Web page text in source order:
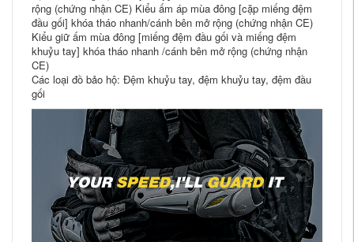
rộng (chứng nhận CE) Kiểu ấm áp mùa đông [cặp miếng đệm
đầu gối] khóa tháo nhanh/cánh bên mở rộng (chứng nhận CE)
Kiểu giữ ấm mùa đông [miếng đệm đầu gối và miếng đệm
khuỷu tay] khóa tháo nhanh /cánh bên mở rộng (chứng nhận
CE)
Các loại đồ bảo hộ: Đệm khuỷu tay, đệm khuỷu tay, đệm đầu
gối